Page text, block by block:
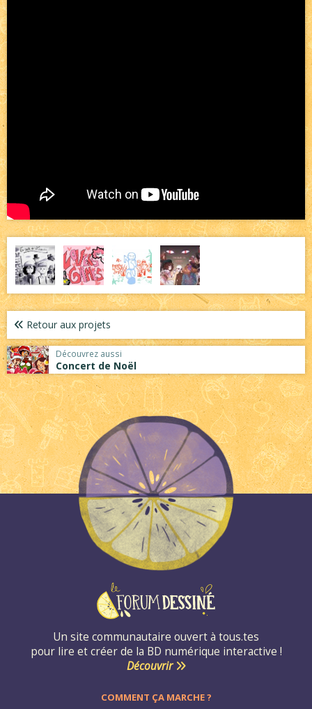
Retour aux projets
Découvrez aussi
Concert de Noël
Un site communautaire ouvert à tous.tes
pour lire et créer de la BD numérique interactive !
Découvrir
COMMENT ÇA MARCHE ?